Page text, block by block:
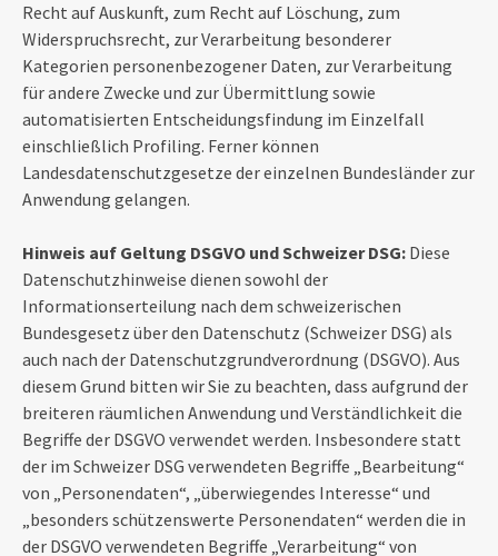
Recht auf Auskunft, zum Recht auf Löschung, zum
Widerspruchsrecht, zur Verarbeitung besonderer
Kategorien personenbezogener Daten, zur Verarbeitung
für andere Zwecke und zur Übermittlung sowie
automatisierten Entscheidungsfindung im Einzelfall
einschließlich Profiling. Ferner können
Landesdatenschutzgesetze der einzelnen Bundesländer zur
Anwendung gelangen.
Hinweis auf Geltung DSGVO und Schweizer DSG: Diese
Datenschutzhinweise dienen sowohl der
Informationserteilung nach dem schweizerischen
Bundesgesetz über den Datenschutz (Schweizer DSG) als
auch nach der Datenschutzgrundverordnung (DSGVO). Aus
diesem Grund bitten wir Sie zu beachten, dass aufgrund der
breiteren räumlichen Anwendung und Verständlichkeit die
Begriffe der DSGVO verwendet werden. Insbesondere statt
der im Schweizer DSG verwendeten Begriffe „Bearbeitung“
von „Personendaten“, „überwiegendes Interesse“ und
„besonders schützenswerte Personendaten“ werden die in
der DSGVO verwendeten Begriffe „Verarbeitung“ von